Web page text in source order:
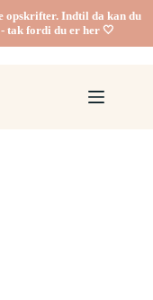
opskrifter. Indtil da kan du
tak fordi du er her 🤍